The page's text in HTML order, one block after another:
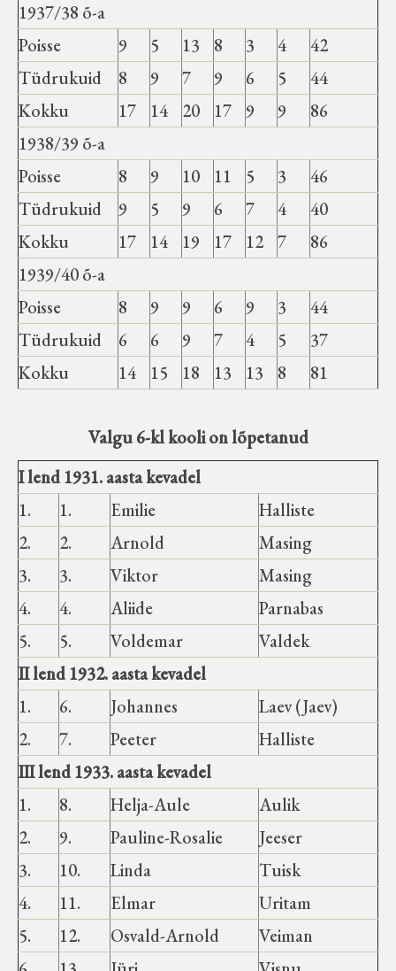
1937/38 õ-a
Poisse
9 5 13 8 3 4
42
Tüdrukuid
8 9 7 9 6 5
44
Kokku
17 14 20 17 9 9
86
1938/39 õ-a
Poisse
8 9 10 11 5 3
46
Tüdrukuid
9 5 9 6 7 4
40
Kokku
17 14 19 17 12 7
86
1939/40 õ-a
Poisse
8 9 9 6 9 3
44
Tüdrukuid
6 6 9 7 4 5
37
Kokku
14 15 18 13 13 8 81
Valgu 6-kl kooli on lõpetanud
I lend 1931. aasta kevadel
1.
1. Emilie
Halliste
2.
2. Arnold
Masing
3.
3. Viktor
Masing
4.
4. Aliide
Parnabas
5.
5. Voldemar
Valdek
II lend 1932. aasta kevadel
1.
6. Johannes
Laev (Jaev)
2.
7. Peeter
Halliste
III lend 1933. aasta kevadel
1.
8. Helja-Aule
Aulik
2.
9. Pauline-Rosalie
Jeeser
3.
10. Linda
Tuisk
4.
11. Elmar
Uritam
5.
12. Osvald-Arnold
Veiman